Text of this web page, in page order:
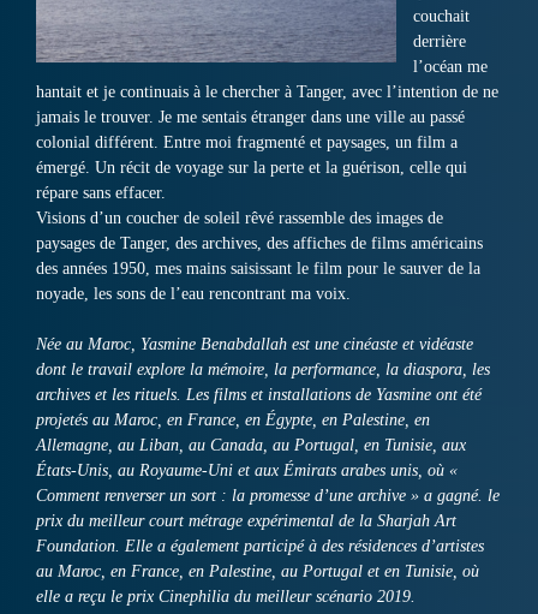
couchait
derrière
l’océan me
hantait et je continuais à le chercher à Tanger, avec l’intention de ne
jamais le trouver. Je me sentais étranger dans une ville au passé
colonial différent. Entre moi fragmenté et paysages, un film a
émergé. Un récit de voyage sur la perte et la guérison, celle qui
répare sans effacer.
Visions d’un coucher de soleil rêvé rassemble des images de
paysages de Tanger, des archives, des affiches de films américains
des années 1950, mes mains saisissant le film pour le sauver de la
noyade, les sons de l’eau rencontrant ma voix.
Née au Maroc, Yasmine Benabdallah est une cinéaste et vidéaste
dont le travail explore la mémoire, la performance, la diaspora, les
archives et les rituels. Les films et installations de Yasmine ont été
projetés au Maroc, en France, en Égypte, en Palestine, en
Allemagne, au Liban, au Canada, au Portugal, en Tunisie, aux
États-Unis, au Royaume-Uni et aux Émirats arabes unis, où «
Comment renverser un sort : la promesse d’une archive » a gagné. le
prix du meilleur court métrage expérimental de la Sharjah Art
Foundation. Elle a également participé à des résidences d’artistes
au Maroc, en France, en Palestine, au Portugal et en Tunisie, où
elle a reçu le prix Cinephilia du meilleur scénario 2019.